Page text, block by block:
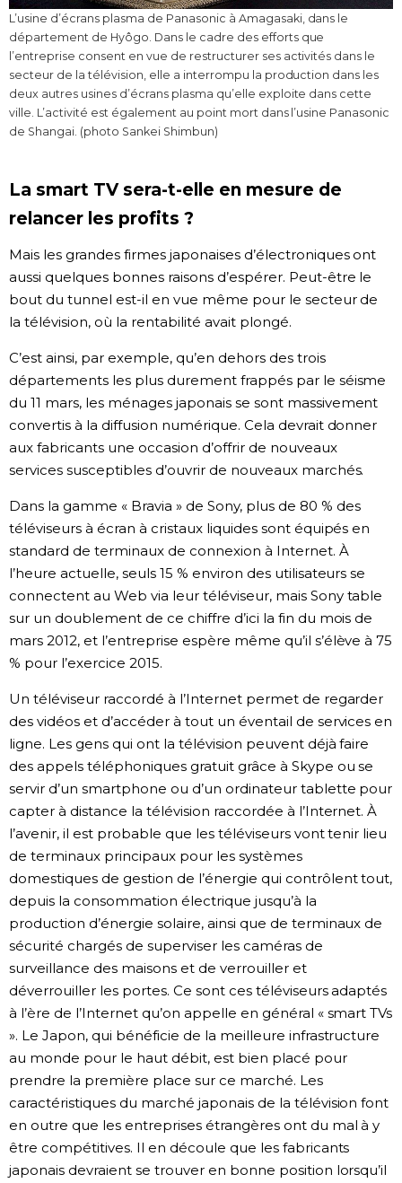
L’usine d’écrans plasma de Panasonic à Amagasaki, dans le
département de Hyôgo. Dans le cadre des efforts que
l’entreprise consent en vue de restructurer ses activités dans le
secteur de la télévision, elle a interrompu la production dans les
deux autres usines d’écrans plasma qu’elle exploite dans cette
ville. L’activité est également au point mort dans l’usine Panasonic
de Shangai. (photo Sankei Shimbun)
La smart TV sera-t-elle en mesure de
relancer les profits ?
Mais les grandes firmes japonaises d’électroniques ont
aussi quelques bonnes raisons d’espérer. Peut-être le
bout du tunnel est-il en vue même pour le secteur de
la télévision, où la rentabilité avait plongé.
C’est ainsi, par exemple, qu’en dehors des trois
départements les plus durement frappés par le séisme
du 11 mars, les ménages japonais se sont massivement
convertis à la diffusion numérique. Cela devrait donner
aux fabricants une occasion d’offrir de nouveaux
services susceptibles d’ouvrir de nouveaux marchés.
Dans la gamme « Bravia » de Sony, plus de 80 % des
téléviseurs à écran à cristaux liquides sont équipés en
standard de terminaux de connexion à Internet. À
l’heure actuelle, seuls 15 % environ des utilisateurs se
connectent au Web via leur téléviseur, mais Sony table
sur un doublement de ce chiffre d’ici la fin du mois de
mars 2012, et l’entreprise espère même qu’il s’élève à 75
% pour l’exercice 2015.
Un téléviseur raccordé à l’Internet permet de regarder
des vidéos et d’accéder à tout un éventail de services en
ligne. Les gens qui ont la télévision peuvent déjà faire
des appels téléphoniques gratuit grâce à Skype ou se
servir d’un smartphone ou d’un ordinateur tablette pour
capter à distance la télévision raccordée à l’Internet. À
l’avenir, il est probable que les téléviseurs vont tenir lieu
de terminaux principaux pour les systèmes
domestiques de gestion de l’énergie qui contrôlent tout,
depuis la consommation électrique jusqu’à la
production d’énergie solaire, ainsi que de terminaux de
sécurité chargés de superviser les caméras de
surveillance des maisons et de verrouiller et
déverrouiller les portes. Ce sont ces téléviseurs adaptés
à l’ère de l’Internet qu’on appelle en général « smart TVs
». Le Japon, qui bénéficie de la meilleure infrastructure
au monde pour le haut débit, est bien placé pour
prendre la première place sur ce marché. Les
caractéristiques du marché japonais de la télévision font
en outre que les entreprises étrangères ont du mal à y
être compétitives. Il en découle que les fabricants
japonais devraient se trouver en bonne position lorsqu’il